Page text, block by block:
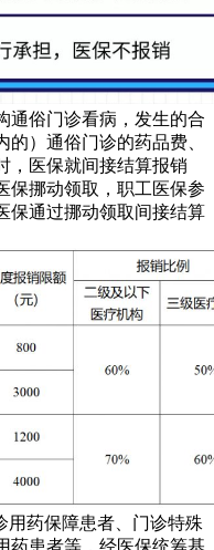
通俗门诊看病，发生的合
）通俗门诊的药品费、
，医保就间接结算报销
保挪动领取，职工医保参
保通过挪动领取间接结算
用药保障患者、门诊特殊
药患者等，经医保统筹基